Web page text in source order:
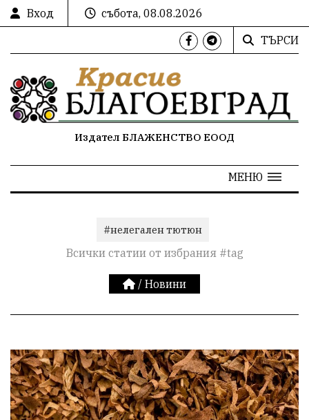
Вход
събота, 08.08.2026
ТЪРСИ
Издател БЛАЖЕНСТВО ЕООД
МЕНЮ
#нелегален тютюн
Всички статии от избрания #tag
/ Новини